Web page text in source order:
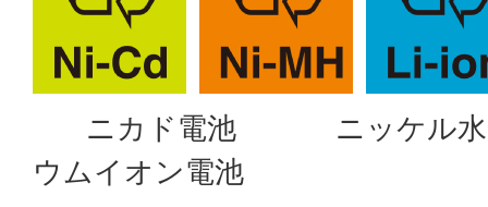
ニカド電池 ニッケル
ウムイオン電池